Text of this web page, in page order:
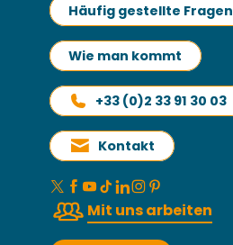
Häufig gestellte Fragen
Wie man kommt
+33 (0)2 33 91 30 03
Kontakt
Mit uns arbeiten